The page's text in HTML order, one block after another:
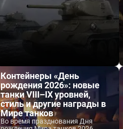
Контейнеры «День
рождения 2026»: новые
танки VIII–IX уровней,
стиль и другие награды в
Мире танков
Во время празднования Дня